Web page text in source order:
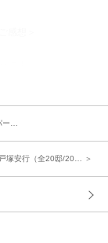
まいります。
ー…
塚安行（全20邸/20… ＞